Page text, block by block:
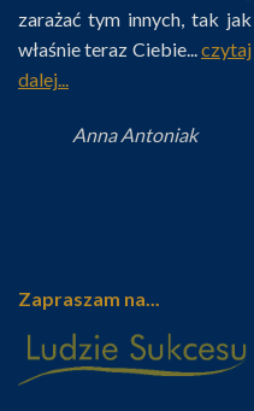
zarażać tym innych, tak jak
właśnie teraz Ciebie...czytaj
dalej...
Anna Antoniak
Zapraszam na...